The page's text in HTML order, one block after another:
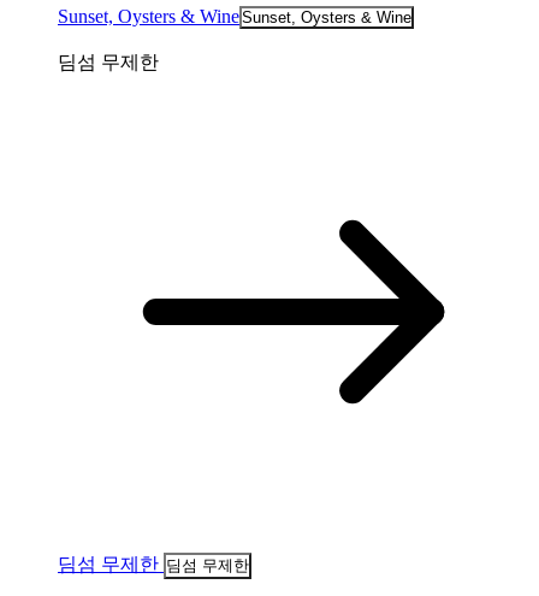
Sunset, Oysters & WineSunset, Oysters & Wine
딤섬 무제한
딤섬 무제한 딤섬 무제한